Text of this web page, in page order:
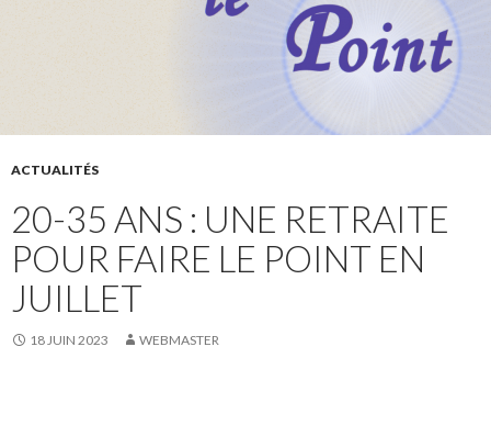
ACTUALITÉS
20-35 ANS : UNE RETRAITE
POUR FAIRE LE POINT EN
JUILLET
18 JUIN 2023 WEBMASTER